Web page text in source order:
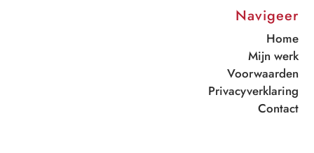
Navigeer
Home
Mijn werk
Voorwaarden
Privacyverklaring
Contact